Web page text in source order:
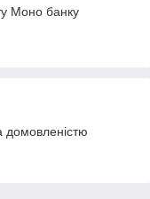
Моно банку
домовленістю